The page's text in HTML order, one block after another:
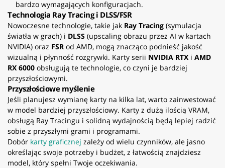
bardzo wymagających konfiguracjach.
Technologia Ray Tracing i DLSS/FSR
Nowoczesne technologie, takie jak Ray Tracing (symulacja
światła w grach) i DLSS (upscaling obrazu przez AI w kartach
NVIDIA) oraz FSR od AMD, mogą znacząco podnieść jakość
wizualną i płynność rozgrywki. Karty serii NVIDIA RTX i AMD
RX 6000 obsługują te technologie, co czyni je bardziej
przyszłościowymi.
Przyszłościowe myślenie
Jeśli planujesz wymianę karty na kilka lat, warto zainwestować
w model bardziej przyszłościowy. Karty z dużą ilością VRAM,
obsługą Ray Tracingu i solidną wydajnością będą lepiej radzić
sobie z przyszłymi grami i programami.
Dobór karty graficznej zależy od wielu czynników, ale jasno
określając swoje potrzeby i budżet, z łatwością znajdziesz
model, który spełni Twoje oczekiwania.